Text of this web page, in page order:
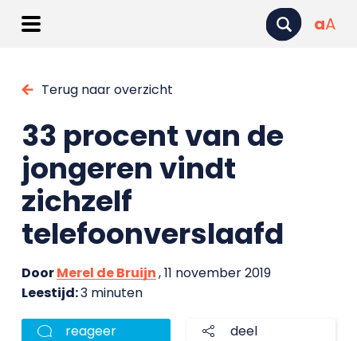
aA
Terug naar overzicht
33 procent van de
jongeren vindt
zichzelf
telefoonverslaafd
DoorMerel de Bruijn, 11 november 2019
Leestijd:3 minuten
reageer deel